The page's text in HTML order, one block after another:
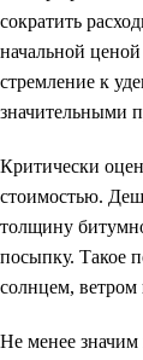
сократить
начальной
стремление к
значительными
Критически
стоимостью.
толщину
посыпку. Такое
солнцем, ветром
Не менее